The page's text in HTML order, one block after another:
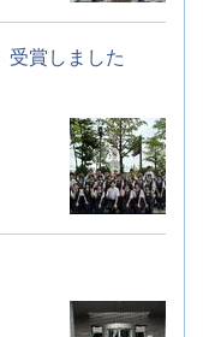
受賞しました